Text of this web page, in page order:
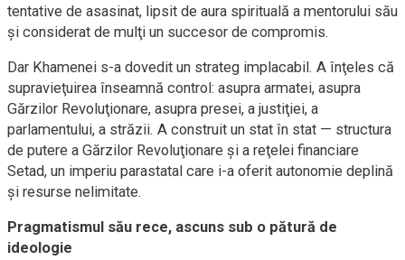
tentative de asasinat, lipsit de aura spirituală a mentorului său
şi considerat de mulţi un succesor de compromis.
Dar Khamenei s-a dovedit un strateg implacabil. A înţeles că
supravieţuirea înseamnă control: asupra armatei, asupra
Gărzilor Revoluţionare, asupra presei, a justiţiei, a
parlamentului, a străzii. A construit un stat în stat — structura
de putere a Gărzilor Revoluţionare şi a reţelei financiare
Setad, un imperiu parastatal care i-a oferit autonomie deplină
şi resurse nelimitate.
Pragmatismul său rece, ascuns sub o pătură de
ideologie